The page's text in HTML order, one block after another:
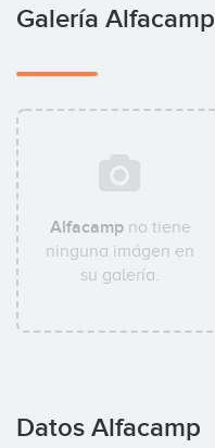
Galería Alfacamp
Alfacampno tiene
ninguna imágen en
su galería.
Datos Alfacamp